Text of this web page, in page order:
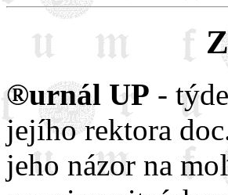
®urnál UP -
jejího rektora
jeho názor na